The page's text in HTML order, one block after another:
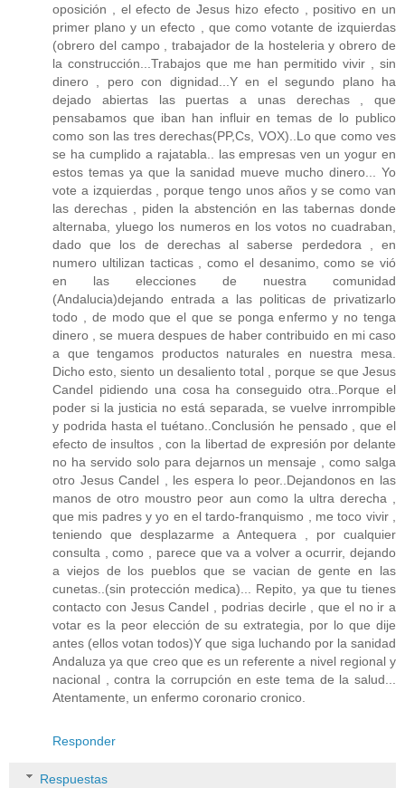
oposición , el efecto de Jesus hizo efecto , positivo en un
primer plano y un efecto , que como votante de izquierdas
(obrero del campo , trabajador de la hosteleria y obrero de
la construcción...Trabajos que me han permitido vivir , sin
dinero , pero con dignidad...Y en el segundo plano ha
dejado abiertas las puertas a unas derechas , que
pensabamos que iban han influir en temas de lo publico
como son las tres derechas(PP,Cs, VOX)..Lo que como ves
se ha cumplido a rajatabla.. las empresas ven un yogur en
estos temas ya que la sanidad mueve mucho dinero... Yo
vote a izquierdas , porque tengo unos años y se como van
las derechas , piden la abstención en las tabernas donde
alternaba, yluego los numeros en los votos no cuadraban,
dado que los de derechas al saberse perdedora , en
numero ultilizan tacticas , como el desanimo, como se vió
en las elecciones de nuestra comunidad
(Andalucia)dejando entrada a las politicas de privatizarlo
todo , de modo que el que se ponga enfermo y no tenga
dinero , se muera despues de haber contribuido en mi caso
a que tengamos productos naturales en nuestra mesa.
Dicho esto, siento un desaliento total , porque se que Jesus
Candel pidiendo una cosa ha conseguido otra..Porque el
poder si la justicia no está separada, se vuelve inrrompible
y podrida hasta el tuétano..Conclusión he pensado , que el
efecto de insultos , con la libertad de expresión por delante
no ha servido solo para dejarnos un mensaje , como salga
otro Jesus Candel , les espera lo peor..Dejandonos en las
manos de otro moustro peor aun como la ultra derecha ,
que mis padres y yo en el tardo-franquismo , me toco vivir ,
teniendo que desplazarme a Antequera , por cualquier
consulta , como , parece que va a volver a ocurrir, dejando
a viejos de los pueblos que se vacian de gente en las
cunetas..(sin protección medica)... Repito, ya que tu tienes
contacto con Jesus Candel , podrias decirle , que el no ir a
votar es la peor elección de su extrategia, por lo que dije
antes (ellos votan todos)Y que siga luchando por la sanidad
Andaluza ya que creo que es un referente a nivel regional y
nacional , contra la corrupción en este tema de la salud...
Atentamente, un enfermo coronario cronico.
Responder
Respuestas